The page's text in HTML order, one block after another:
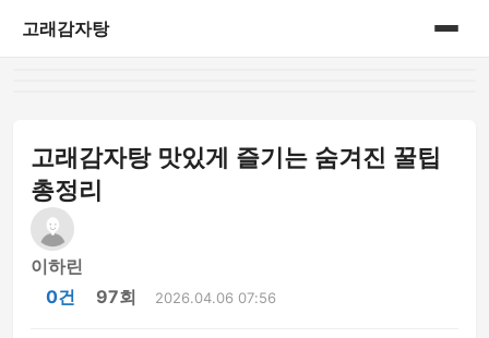
고래감자탕
고래감자탕 맛있게 즐기는 숨겨진 꿀팁
총정리
이하린
0건
97회 2026.04.06 07:56